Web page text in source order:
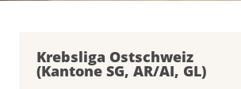
Krebsliga Ostschweiz
(Kantone SG, AR/AI, GL)